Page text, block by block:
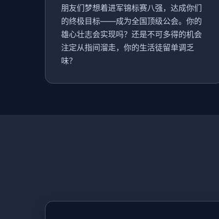
朋友们梦想着进军锦标赛八强，达成你们
的终极目标——成为全国顶级公会。你的
雄心壮志会实现吗？还是不可多得的机会
注定从指间溜走，你的生活徒留单调乏
味？